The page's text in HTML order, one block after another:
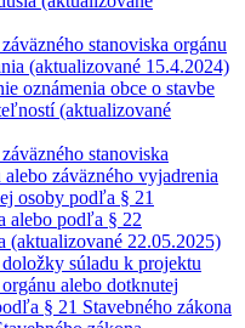
stanoviska orgánu
(aktualizované 15.4.2024)
oznámenia obce o stavbe
(aktualizované
stanoviska
záväzného vyjadrenia
osoby podľa § 21
alebo podľa § 22
(aktualizované 22.05.2025)
súladu k projektu
alebo dotknutej
§ 21 Stavebného zákona